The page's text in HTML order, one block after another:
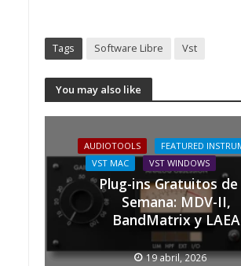
Tags Software Libre Vst
You may also like
AUDIOTOOLS
FEATURED
VST MAC
VST WINDOWS
Plug-ins Gratuitos de
Semana: MDV-II,
BandMatrix y LAEA
19 abril, 2026